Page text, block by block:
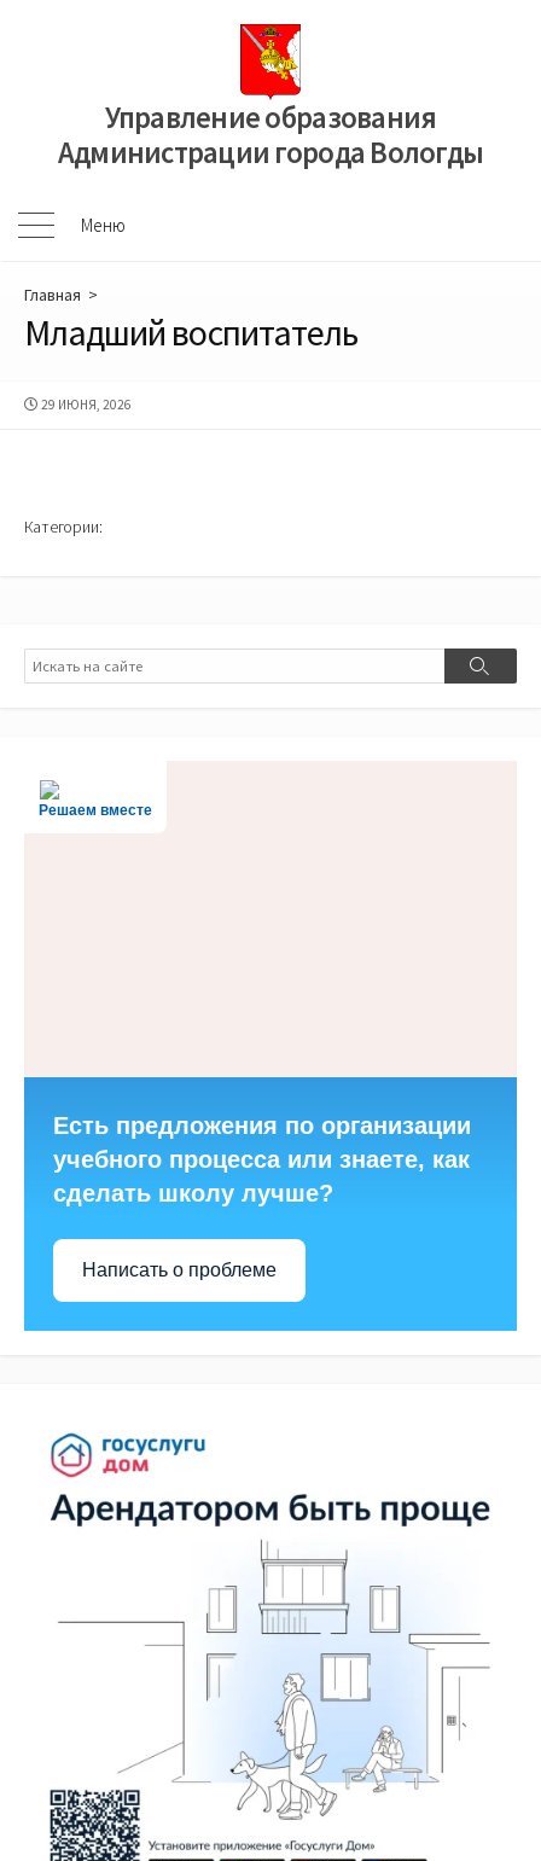
Управление образования
Администрации города Вологды
Меню
Меню
Главная >
Младший воспитатель
ДАТА
29 ИЮНЯ, 2026
Категории:
Поиск
Поиск
Решаем вместе
Есть предложения по организации
учебного процесса или знаете, как
сделать школу лучше?
Написать о проблеме